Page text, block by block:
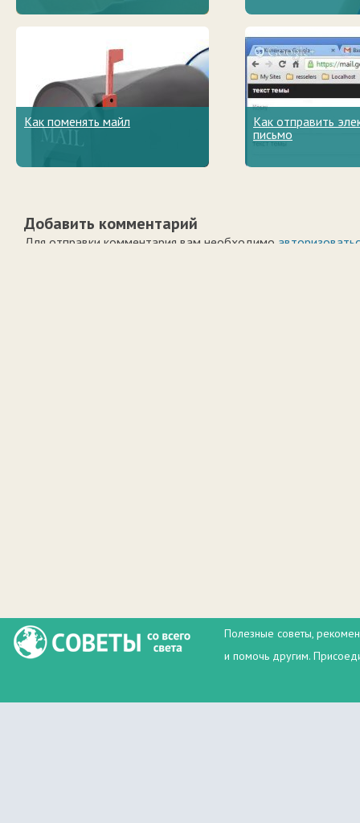
Как поменять майл
Как отправить
письмо
Добавить комментарий
Для отправки комментария вам необходимо
Полезные советы,
и помочь другим.